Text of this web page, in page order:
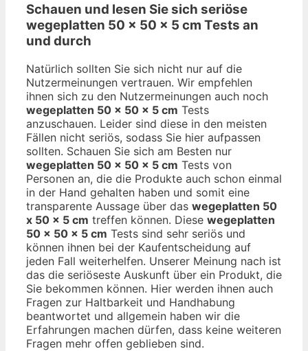
Schauen und lesen Sie sich seriöse
wegeplatten 50 x 50 x 5 cm Tests an
und durch
Natürlich sollten Sie sich nicht nur auf die
Nutzermeinungen vertrauen. Wir empfehlen
ihnen sich zu den Nutzermeinungen auch noch
wegeplatten 50 x 50 x 5 cm Tests
anzuschauen. Leider sind diese in den meisten
Fällen nicht seriös, sodass Sie hier aufpassen
sollten. Schauen Sie sich am Besten nur
wegeplatten 50 x 50 x 5 cm Tests von
Personen an, die die Produkte auch schon einmal
in der Hand gehalten haben und somit eine
transparente Aussage über das wegeplatten 50
x 50 x 5 cm treffen können. Diese wegeplatten
50 x 50 x 5 cm Tests sind sehr seriös und
können ihnen bei der Kaufentscheidung auf
jeden Fall weiterhelfen. Unserer Meinung nach ist
das die seriöseste Auskunft über ein Produkt, die
Sie bekommen können. Hier werden ihnen auch
Fragen zur Haltbarkeit und Handhabung
beantwortet und allgemein haben wir die
Erfahrungen machen dürfen, dass keine weiteren
Fragen mehr offen geblieben sind.